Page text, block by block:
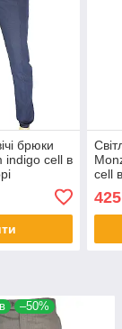
брюки
indigo cell в
cell
425
–50%